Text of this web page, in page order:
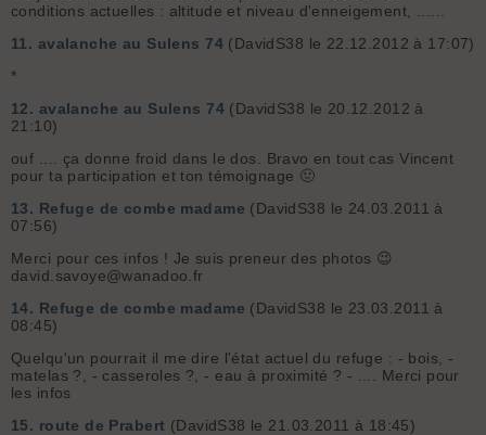
conditions actuelles : altitude et niveau d'enneigement, ......
11. avalanche au Sulens 74(DavidS38 le 22.12.2012 à 17:07)
*
12. avalanche au Sulens 74(DavidS38 le 20.12.2012 à
21:10)
ouf .... ça donne froid dans le dos. Bravo en tout cas Vincent
pour ta participation et ton témoignage 🤢
13. Refuge de combe madame (DavidS38 le 24.03.2011 à
07:56)
Merci pour ces infos ! Je suis preneur des photos 😉
david.savoye@wanadoo.fr
14. Refuge de combe madame (DavidS38 le 23.03.2011 à
08:45)
Quelqu'un pourrait il me dire l'état actuel du refuge : - bois, -
matelas ?, - casseroles ?, - eau à proximité ? - .... Merci pour
les infos
15. route de Prabert (DavidS38 le 21.03.2011 à 18:45)